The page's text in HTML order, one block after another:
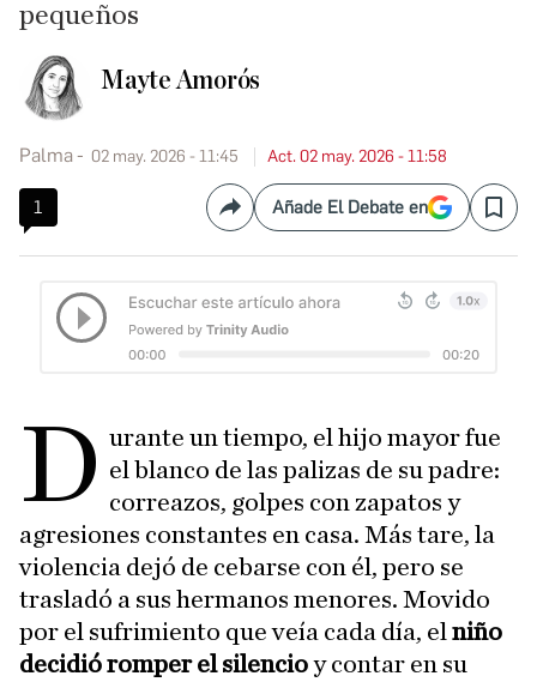
pequeños
Mayte Amorós
Palma 02 may. 2026 - 11:45 Act. 02 may. 2026 - 11:58
1 CompartirAñade El Debate en Save
D urante un tiempo, el hijo mayor fue
el blanco de las palizas de su padre:
correazos, golpes con zapatos y
agresiones constantes en casa. Más tare, la
violencia dejó de cebarse con él, pero se
trasladó a sus hermanos menores. Movido
por el sufrimiento que veía cada día, el niño
decidió romper el silencioy contar en su